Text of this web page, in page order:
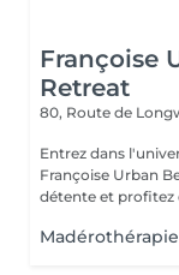
Françoise
Retreat
80, Route de
Entrez dans
Françoise Urban
détente et profitez
Madérothérapie